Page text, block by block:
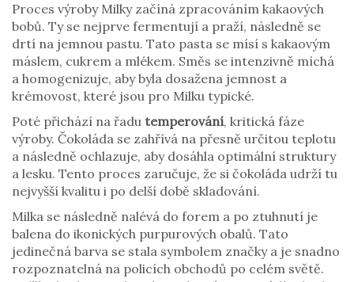
Proces výroby Milky začíná zpracováním kakaových
bobů. Ty se nejprve fermentují a praží, následně se
drtí na jemnou pastu. Tato pasta se mísí s kakaovým
máslem, cukrem a mlékem. Směs se intenzivně míchá
a homogenizuje, aby byla dosažena jemnost a
krémovost, které jsou pro Milku typické.
Poté přichází na řadu temperování, kritická fáze
výroby. Čokoláda se zahřívá na přesně určitou teplotu
a následně ochlazuje, aby dosáhla optimální struktury
a lesku. Tento proces zaručuje, že si čokoláda udrží tu
nejvyšší kvalitu i po delší době skladování.
Milka se následně nalévá do forem a po ztuhnutí je
balena do ikonických purpurových obalů. Tato
jedinečná barva se stala symbolem značky a je snadno
rozpoznatelná na policích obchodů po celém světě.